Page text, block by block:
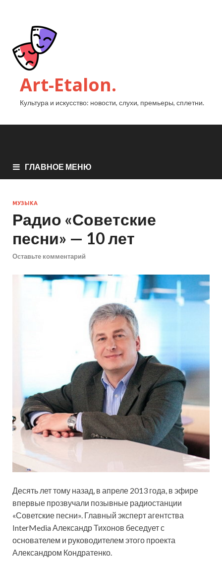
Art-Etalon.
Культура и искусство: новости, слухи, премьеры, сплетни.
ГЛАВНОЕ МЕНЮ
МУЗЫКА
Радио «Советские
песни» — 10 лет
Оставьте комментарий
Десять лет тому назад, в апреле 2013 года, в эфире
впервые прозвучали позывные радиостанции
«Советские песни». Главный эксперт агентства
InterMedia Александр Тихонов беседует с
основателем и руководителем этого проекта
Александром Кондратенко.